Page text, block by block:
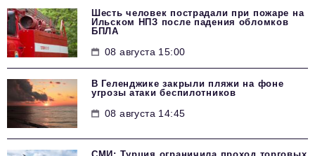
Шесть человек пострадали при пожаре на
Ильском НПЗ после падения обломков
БПЛА
08 августа 15:00
В Геленджике закрыли пляжи на фоне
угрозы атаки беспилотников
08 августа 14:45